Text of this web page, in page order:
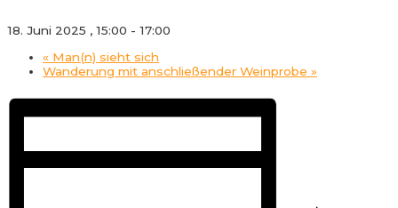
18. Juni 2025 , 15:00 - 17:00
« Man(n) sieht sich
Wanderung mit anschließender Weinprobe »